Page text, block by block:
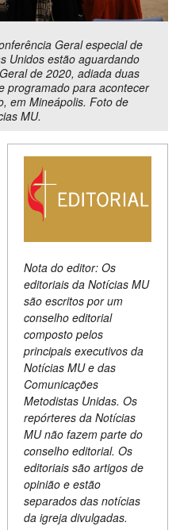
Geral especial de
Unidos estão aguardando
de 2020, adiada duas
programado para acontecer
em Mineápolis. Foto de
MU.
Nota do editor: Os
editoriais da Notícias MU
são escritos por um
conselho editorial
composto pelos
principais executivos da
Notícias MU e das
Comunicações
Metodistas Unidas. Os
repórteres da Notícias
MU não fazem parte do
conselho editorial. Os
editoriais são artigos de
opinião e estão
separados das notícias
da igreja divulgadas.